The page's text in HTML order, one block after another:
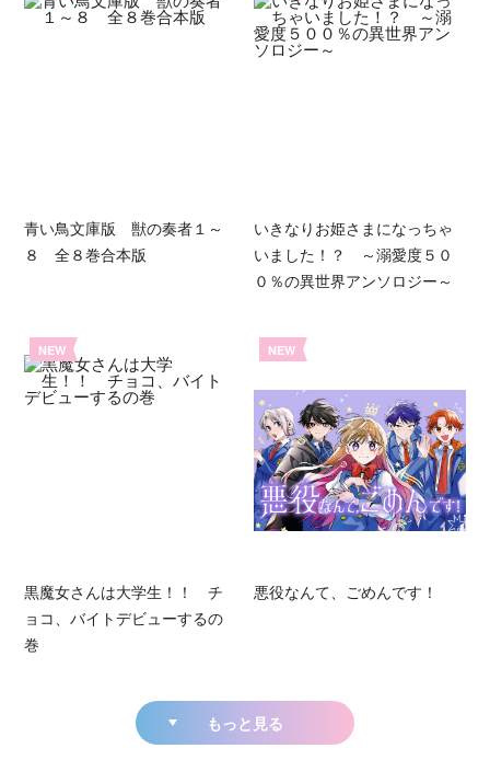
青い鳥文庫版 獣の奏者１～
８ 全８巻合本版
いきなりお姫さまになっちゃ
いました！？ ～溺愛度５０
０％の異世界アンソロジー～
NEW
黒魔女さんは大学生！！ チ
ョコ、バイトデビューするの
巻
NEW
悪役なんて、ごめんです！
もっと見る